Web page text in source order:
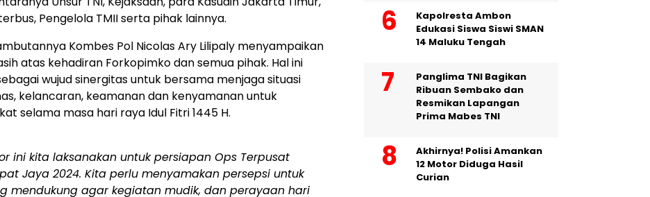
Pengelola TMII serta pihak lainnya.
Kombes Pol Nicolas Ary Lilipaly menyampaikan
atas kehadiran Forkopimko dan semua pihak. Hal ini
wujud sinergitas untuk bersama menjaga situasi
kelancaran, keamanan dan kenyamanan untuk
selama masa hari raya Idul Fitri 1445 H.
ini kita laksanakan untuk persiapan Ops Terpusat
Jaya 2024. Kita perlu menyamakan persepsi untuk
mendukung agar kegiatan mudik, dan perayaan hari
Kapolresta Ambon
Edukasi Siswa Siswi SMAN
14 Maluku Tengah
Panglima TNI Bagikan
Ribuan Sembako dan
Resmikan Lapangan
Prima Mabes TNI
Akhirnya! Polisi Amankan
12 Motor Diduga Hasil
Curian